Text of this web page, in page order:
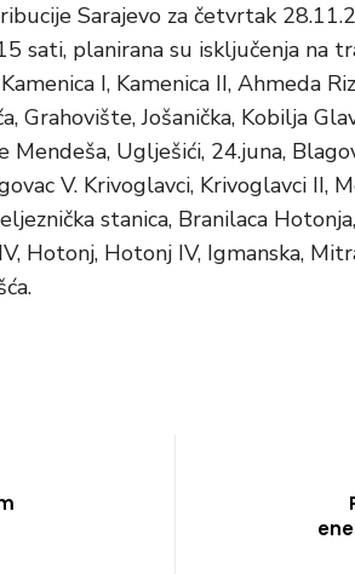
Sarajevo za četvrtak
sati, planirana su isključenja na
I, Kamenica II, Ahmeda
Grahovište, Jošanička, Kobilja
Mendeša, Uglješići, 24.juna,
V. Krivoglavci, Krivoglavci II,
stanica, Branilaca
Hotonj, Hotonj IV, Igmanska,